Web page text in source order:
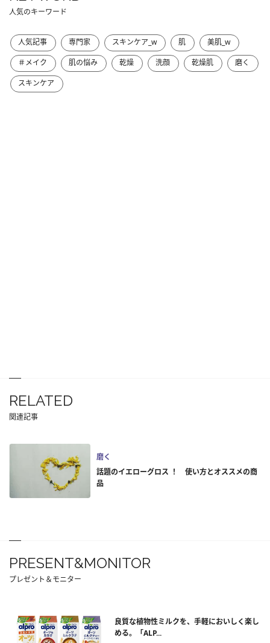
人気のキーワード
人気記事 専門家 スキンケア_w 肌
美肌_w
＃メイク
肌の悩み 乾燥 洗顔 乾燥肌
磨く
スキンケア
RELATED
関連記事
磨く
話題のイエローグロス ！ 使い方とオススメの商
品
PRESENT&MONITOR
プレゼント＆モニター
良質な植物性ミルクを、手軽においしく楽し
める。「ALP...